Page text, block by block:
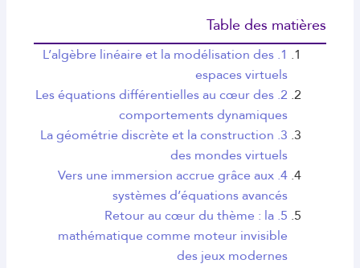
Table des matières
1. L’algèbre linéaire et la modélisation des
espaces virtuels
2. Les équations différentielles au cœur des
comportements dynamiques
3. La géométrie discrète et la construction
des mondes virtuels
4. Vers une immersion accrue grâce aux
systèmes d’équations avancés
5. Retour au cœur du thème : la
mathématique comme moteur invisible
des jeux modernes